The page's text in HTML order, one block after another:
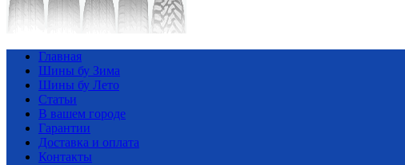
Главная
Шины бу Зима
Шины бу Лето
Статьи
В вашем городе
Гарантии
Доставка и оплата
Контакты